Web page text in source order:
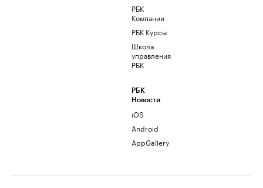
РБК
Компании
РБК Курсы
Школа
управления
РБК
РБК
Новости
iOS
Android
AppGallery